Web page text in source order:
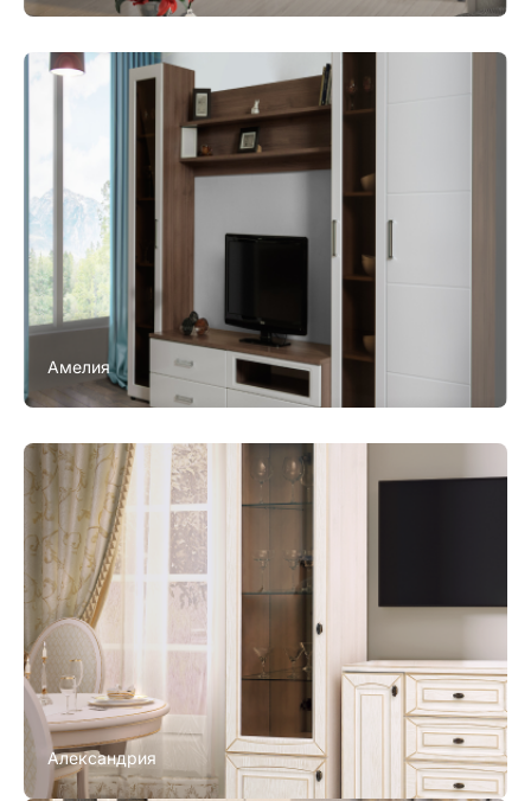
Амелия
Александрия